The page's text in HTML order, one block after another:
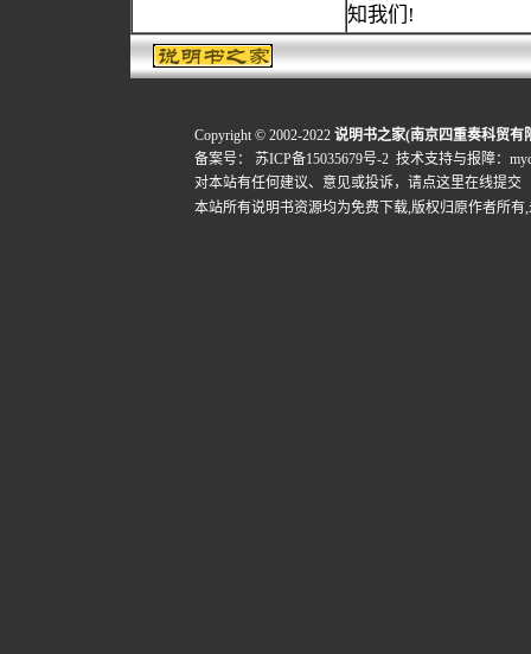
知我们!
Copyright © 2002-2022 说明书之家(南京四重奏科贸有
备案号：
苏ICP备15035679号-2 技术支持与报障：
对本站有任何建议、意见或投诉， 请点这里在线提交
本站所有说明书资源均为免费下载,版权归原作者所